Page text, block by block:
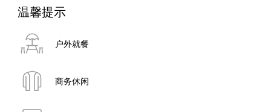
温馨提示
户外就餐
商务休闲